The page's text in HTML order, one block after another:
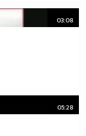
03:08
05:28